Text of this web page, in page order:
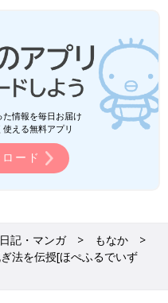
情報を毎日お届け
える無料アプリ
ード
日記・マンガ
もなか
法を伝授[ほぺふるでいず